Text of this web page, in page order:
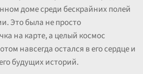
доме среди бескрайних полей
Это была не просто
на карте, а целый космос
навсегда остался в его сердце и
будущих историй.